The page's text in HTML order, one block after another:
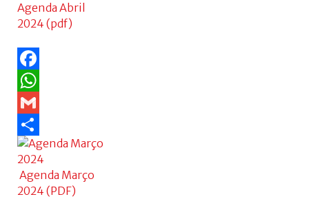
Agenda Abril
2024 (pdf)
Facebook
WhatsApp
Gmail
Share
Agenda Março
2024 (PDF)